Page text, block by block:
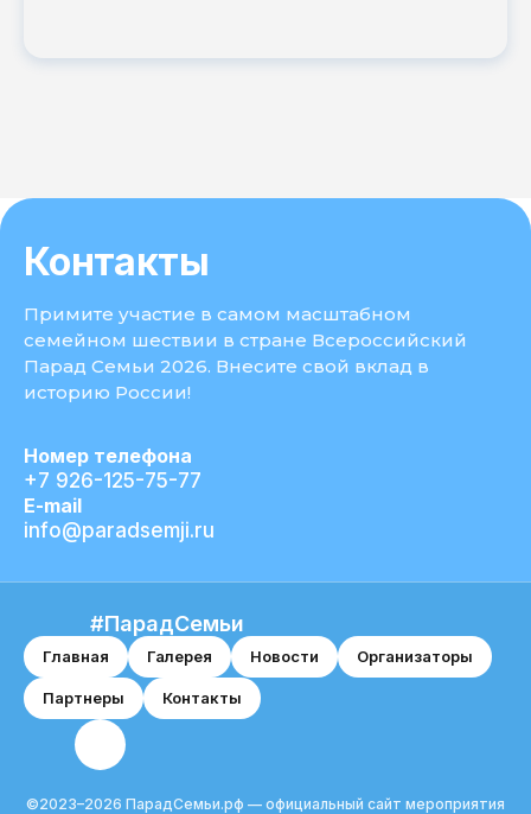
Контакты
Примите участие в самом масштабном
семейном шествии в стране Всероссийский
Парад Семьи 2026. Внесите свой вклад в
историю России!
Номер телефона
+7 926-125-75-77
E-mail
info@paradsemji.ru
#ПарадСемьи
Главная Галерея Новости Организаторы
Партнеры Контакты
©2023–2026 ПарадСемьи.рф — официальный сайт мероприятия